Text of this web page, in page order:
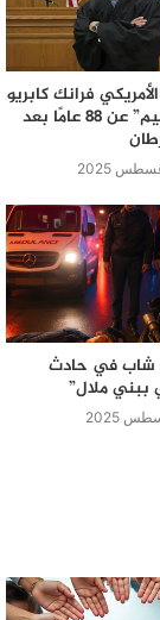
فرانك كابريو
“القاضي الرحيم” عن 88 عامًا بعد
شاب في حادث
ملال”